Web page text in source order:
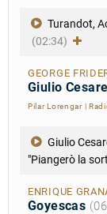
Turandot,
(02:34)
GEORGE
Giulio
Pilar Lorengar|
Giulio
"Piangerò la
ENRIQUE
Goyescas